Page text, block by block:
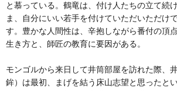
と慕っている。鶴竜は、付け人たちの立て続
ま、自分にいい若手を付けていただいただけ
す。豊かな人間性は、辛抱しながら番付の頂
生き方と、師匠の教育に要因がある。
モンゴルから来日して井筒部屋を訪れた際、
鉾）は最初、まげを結う床山志望と思ったと